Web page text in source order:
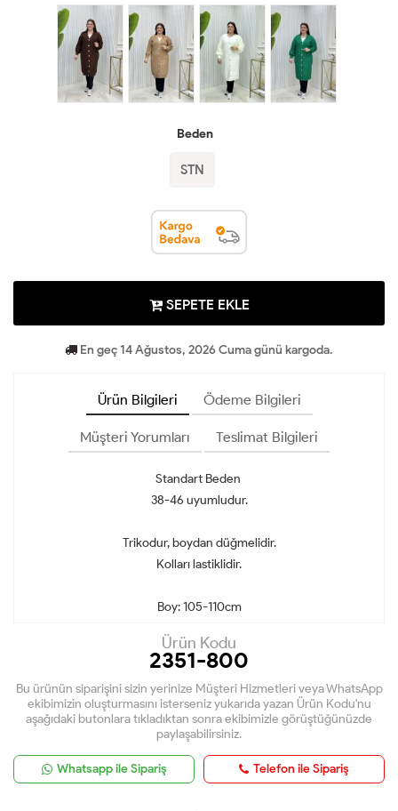
Beden
STN
SEPETE EKLE
En geç 14 Ağustos, 2026 Cuma günü kargoda.
Ürün Bilgileri Ödeme Bilgileri
Müşteri Yorumları Teslimat Bilgileri
Standart Beden
38-46 uyumludur.
Trikodur, boydan düğmelidir.
Kolları lastiklidir.
Boy: 105-110cm
Ürün Kodu
2351-800
Bu ürünün siparişini sizin yerinize Müşteri Hizmetleri veya WhatsApp
ekibimizin oluşturmasını isterseniz yukarıda yazan Ürün Kodu'nu
aşağıdaki butonlara tıkladıktan sonra ekibimizle görüştüğünüzde
paylaşabilirsiniz.
Whatsapp ile Sipariş Telefon ile Sipariş